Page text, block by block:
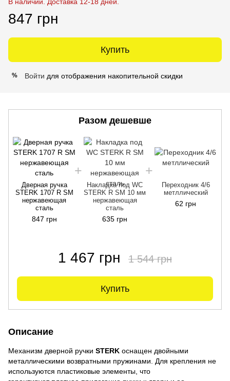
847 грн
Купить
% Войти для отображения накопительной скидки
Разом дешевше
Дверная ручка
STERK 1707 R SM
нержавеющая
сталь
847 грн
Накладка под WC
STERK R SM 10 мм
нержавеющая
сталь
635 грн
Переходник 4/6
метллический
62 грн
1 467 грн 1 544 грн
Купить
Описание
Механизм дверной ручки STERK оснащен двойными
металлическими возвратными пружинами. Для крепления не
используются пластиковые элементы, что